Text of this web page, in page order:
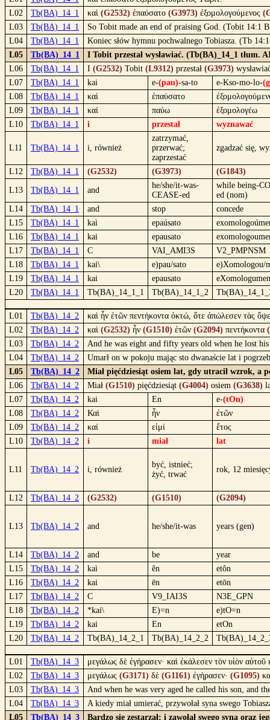
L02
Tb(BA)_14_1 καὶ (G2532) ἐπαύσατο (G3973) ἐξομολογούμενος
L03
Tb(BA)_14_1
So Tobit made an end of praising God. (Tobit 14:1
L04
Tb(BA)_14_1
Koniec słów hymnu pochwalnego Tobiasza. (Tb
L05
Tb(BA)_14_1
I Tobit przestał wysławiać. (Tb(BA)_14_1 tłum.
L06
Tb(BA)_14_1 I (G2532) Tobit (L9312) przestał (G3973)
L07
Tb(BA)_14_1 kai e-(pau)-sa-to e-Kso-mo-lo-
L08
Tb(BA)_14_1 καὶ ἐπαύσατο
L09
Tb(BA)_14_1 καί παύω
ἐξομολογέω
L10
Tb(BA)_14_1 i przestał wyznawać
L11 Tb(BA)_14_1 i, również
zatrzymać,
przerwać;
zaprzestać
zgadzać się,
L12 Tb(BA)_14_1 (G2532) (G3973) (G1843)
L13 Tb(BA)_14_1 and
he/she/it-was-
CEASE-ed
while being-
ed (nom)
L14
Tb(BA)_14_1 and stop
concede
L15
Tb(BA)_14_1 kaì epaúsato
L16
Tb(BA)_14_1 kai epausato
L17
Tb(BA)_14_1 C VAI_AMI3S
V2_PMPNSM
L18
Tb(BA)_14_1 kai\ e)pau/sato
e)Xomologou/
L19
Tb(BA)_14_1 kai epausato
L20
Tb(BA)_14_1 Tb(BA)_14_1_1 Tb(BA)_14_1_2
L01 Tb(BA)_14_2
καὶ ἦν ἐτῶν πεντήκοντα ὀκτώ, ὅτε ἀπώλεσεν τὰς
L02
Tb(BA)_14_2 καὶ (G2532) ἦν (G1510) ἐτῶν (G2094) πεντήκοντα
L03
Tb(BA)_14_2
And he was eight and fifty years old when he lost
L04
Tb(BA)_14_2
Umarł on w pokoju mając sto dwanaście lat i
L05
Tb(BA)_14_2
Miał pięćdziesiąt osiem lat, gdy utracił wzrok, a
L06
Tb(BA)_14_2 Miał (G1510) pięćdziesiąt (G4004) osiem (G3638)
L07
Tb(BA)_14_2 kai En e-(tOn)
L08
Tb(BA)_14_2 Καὶ ἦν
ἐτῶν
L09
Tb(BA)_14_2 καί εἰμί
ἔτος
L10
Tb(BA)_14_2 i miał lat
L11 Tb(BA)_14_2 i, również
być, istnieć;
żyć, trwać
rok, 12
L12 Tb(BA)_14_2 (G2532) (G1510) (G2094)
L13 Tb(BA)_14_2 and he/she/it-was years (gen)
L14 Tb(BA)_14_2 and be
year
L15
Tb(BA)_14_2 kaì ên
etôn
L16
Tb(BA)_14_2 kai ēn
etōn
L17
Tb(BA)_14_2 C V9_IAI3S
N3E_GPN
L18
Tb(BA)_14_2 *kai\ E)=n
e)tO=n
L19
Tb(BA)_14_2 kai En
etOn
L20
Tb(BA)_14_2 Tb(BA)_14_2_1 Tb(BA)_14_2_2
L01 Tb(BA)_14_3
μεγάλως δὲ ἐγήρασεν· καὶ ἐκάλεσεν τὸν υἱὸν
L02
Tb(BA)_14_3 μεγάλως (G3171) δὲ (G1161) ἐγήρασεν· (G1095)
L03
Tb(BA)_14_3
And when he was very aged he called his son, and
L04
Tb(BA)_14_3
A kiedy miał umierać, przywołał syna swego
L05
Tb(BA)_14_3
Bardzo się zestarzał; i zawołał swego syna oraz